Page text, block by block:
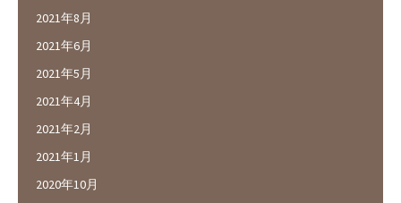
2021年8月
2021年6月
2021年5月
2021年4月
2021年2月
2021年1月
2020年10月